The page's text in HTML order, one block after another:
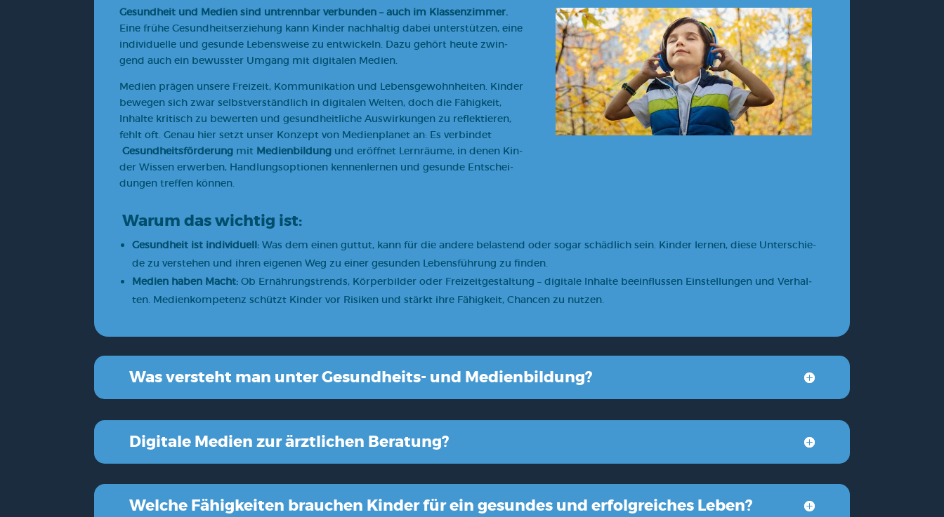
Gesund­heit und Medi­en sind untrenn­bar ver­bun­den – auch im Klas­sen­zim­mer.
Eine frü­he Gesund­heits­er­zie­hung kann Kin­der nach­hal­tig dabei unter­stüt­zen, eine
indi­vi­du­el­le und gesun­de Lebens­wei­se zu ent­wi­ckeln. Dazu gehört heu­te zwin­
gend auch ein bewuss­ter Umgang mit digi­ta­len Medi­en.
Medi­en prä­gen unse­re Frei­zeit, Kom­mu­ni­ka­ti­on und Lebens­ge­wohn­hei­ten. Kin­der
bewe­gen sich zwar selbst­ver­ständ­lich in digi­ta­len Wel­ten, doch die Fähig­keit,
Inhal­te kri­tisch zu bewer­ten und gesund­heit­li­che Aus­wir­kun­gen zu reflek­tie­ren,
fehlt oft. Genau hier setzt unser Kon­zept von Medi­en­pla­net an: Es ver­bin­det
Gesund­heits­för­de­rung mit Medi­en­bil­dung und eröff­net Lern­räu­me, in denen Kin­
der Wis­sen erwer­ben, Hand­lungs­op­tio­nen ken­nen­ler­nen und gesun­de Ent­schei­
dun­gen tref­fen kön­nen.
War­um das wich­tig ist:
Gesund­heit ist indi­vi­du­ell: Was dem einen gut­tut, kann für die ande­re belas­tend oder sogar schäd­lich sein. Kin­der ler­nen, die­se Unter­schie­
de zu ver­ste­hen und ihren eige­nen Weg zu einer gesun­den Lebens­füh­rung zu fin­den.
Medi­en haben Macht: Ob Ernäh­rungs­trends, Kör­per­bil­der oder Frei­zeit­ge­stal­tung – digi­ta­le Inhal­te beein­flus­sen Ein­stel­lun­gen und Ver­hal­
ten. Medi­en­kom­pe­tenz schützt Kin­der vor Risi­ken und stärkt ihre Fähig­keit, Chan­cen zu nut­zen.
Was ver­steht man unter Gesund­heits- und Medi­en­bil­dung?
Digi­ta­le Medi­en zur ärzt­li­chen Bera­tung?
Wel­che Fähig­kei­ten brau­chen Kin­der für ein gesun­des und erfolg­rei­ches Leben?